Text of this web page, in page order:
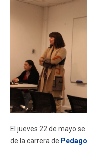
El jueves 22 de mayo
de la carrera de